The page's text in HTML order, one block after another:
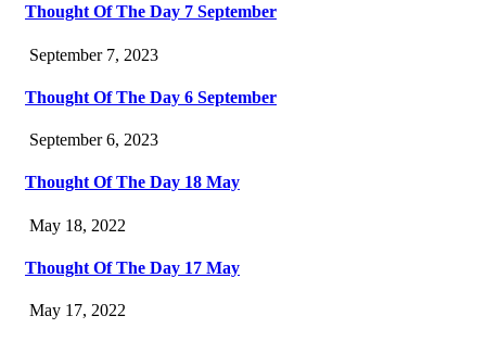
Thought Of The Day 7 September
September 7, 2023
Thought Of The Day 6 September
September 6, 2023
Thought Of The Day 18 May
May 18, 2022
Thought Of The Day 17 May
May 17, 2022